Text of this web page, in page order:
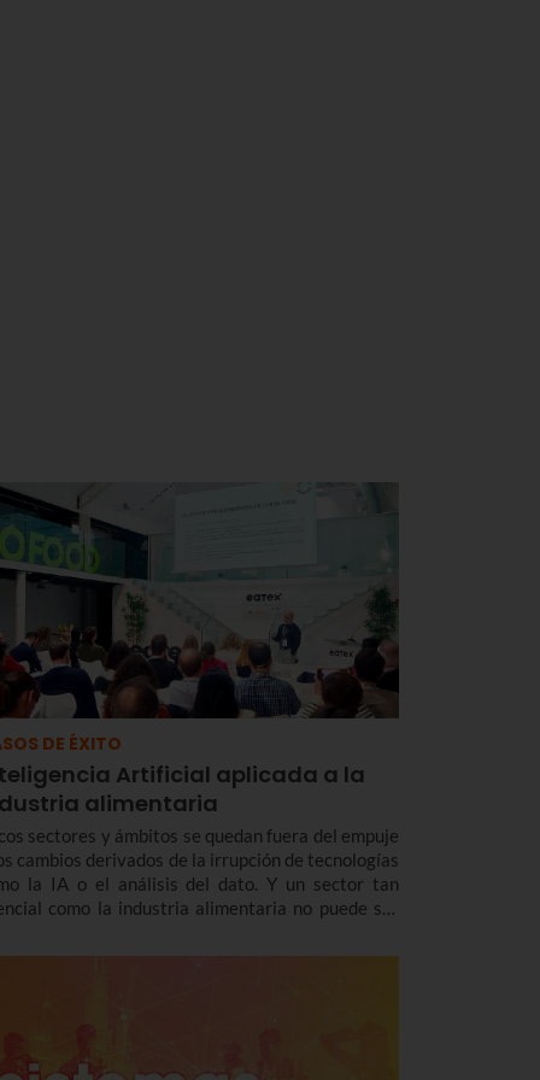
DE ÉXITO
Artificial aplicada a la
alimentaria
sectores y ámbitos se quedan fuera del empuje
cambios derivados de la irrupción de tecnologías
la IA o el análisis del dato. Y un sector tan
como la industria alimentaria no puede ser